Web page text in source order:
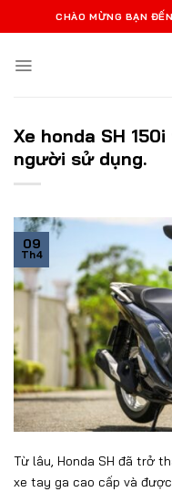
qua
dung
CHÀO MỪNG BẠN
Xe honda SH
người sử dụng.
09
Th4
Từ lâu, Honda SH đã trở
xe tay ga cao cấp và